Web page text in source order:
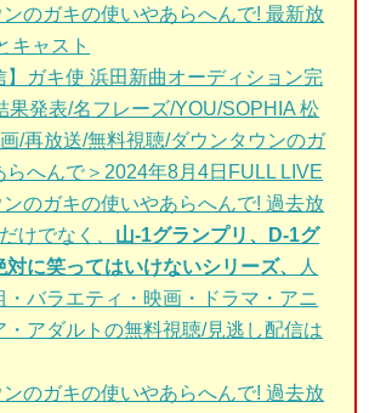
のガキの使いやあらへんで! 最新放
キャスト
】ガキ使 浜田新曲オーディション完
果発表/名フレーズ/YOU/SOPHIA 松
/再放送/無料視聴/ダウンタウンのガ
らへんで＞2024年8月4日FULL LIVE
のガキの使いやあらへんで! 過去放
けでなく、 山-1グランプリ、D-1グ
に笑ってはいけないシリーズ、
人
・バラエティ・映画・ドラマ・アニ
・アダルトの無料視聴/見逃し配信は
のガキの使いやあらへんで! 過去放